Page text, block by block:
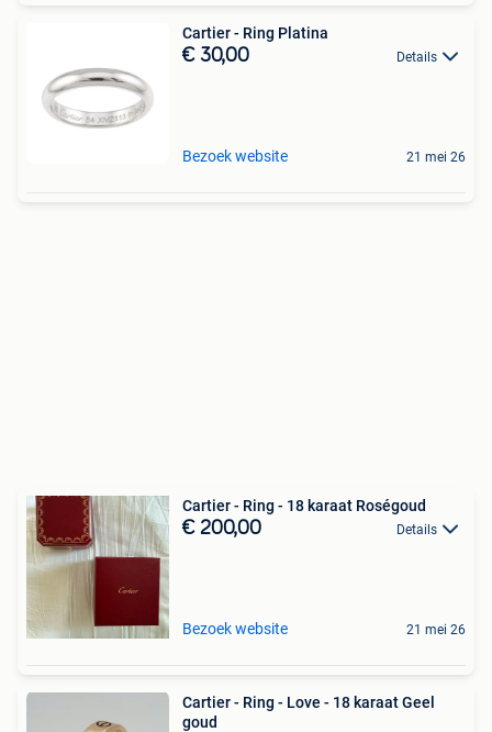
Cartier - Ring Platina
€ 30,00 Details
Bezoek website 21 mei 26
Cartier - Ring - 18 karaat Roségoud
€ 200,00 Details
Bezoek website 21 mei 26
Cartier - Ring - Love - 18 karaat Geel
goud